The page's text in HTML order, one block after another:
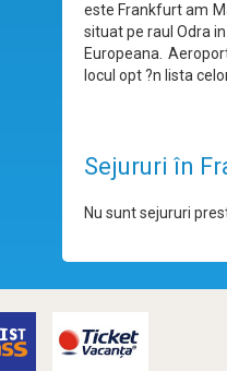
este Frankfurt am
situat pe raul Odra
Europeana.
locul opt ?n lista
Sejururi în
Nu sunt sejururi